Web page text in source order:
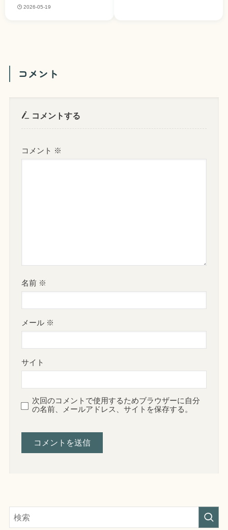
2026-05-19
コメント
コメントする
コメント ※
名前 ※
メール ※
サイト
次回のコメントで使用するためブラウザーに自分
の名前、メールアドレス、サイトを保存する。